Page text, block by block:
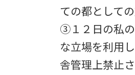
ての都として
③１２日の私
な立場を利用
舎管理上禁止